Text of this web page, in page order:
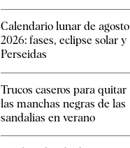
Calendario lunar de agosto
2026: fases, eclipse solar y
Perseidas
Trucos caseros para quitar
las manchas negras de las
sandalias en verano